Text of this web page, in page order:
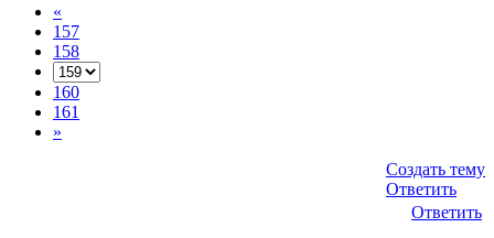
«
157
158
160
161
»
Создать тему
Ответить
Ответить